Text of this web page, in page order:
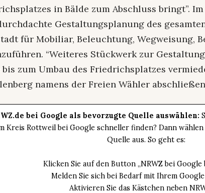
in Bälde zum Abschluss bringt”.
Gestaltungsplanung des
für Mobiliar, Beleuchtung, Wegweisung,
“Weiteres Stückwerk zur
zum Umbau des Friedrichsplatzes
namens der Freien Wähler
bei Google als bevorzugte Quelle auswählen:
Kreis Rottweil bei Google schneller finden? Dann wählen
Quelle aus. So geht es:
Klicken Sie auf den Button „NRWZ bei Google
Melden Sie sich bei Bedarf mit Ihrem
Aktivieren Sie das Kästchen neben